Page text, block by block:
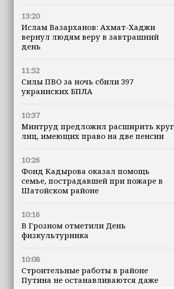
13:20
Ислам Вазарханов: Ахмат-Хаджи
вернул людям веру в завтрашний
день
11:52
Силы ПВО за ночь сбили 397
украинских БПЛА
10:37
Минтруд предложил расширить круг
лиц, имеющих право на две пенсии
10:26
Фонд Кадырова оказал помощь
семье, пострадавшей при пожаре в
Шатойском районе
10:16
В Грозном отметили День
физкультурника
10:08
Строительные работы в районе
Путина не останавливаются даже